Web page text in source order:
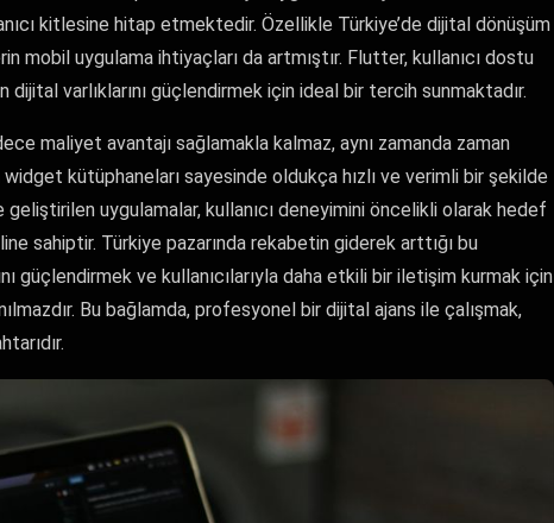
kitlesine hitap etmektedir. Özellikle Türkiye’de dijital dönüşüm
mobil uygulama ihtiyaçları da artmıştır. Flutter, kullanıcı dostu
dijital varlıklarını güçlendirmek için ideal bir tercih sunmaktadır.
maliyet avantajı sağlamakla kalmaz, aynı zamanda zaman
kütüphaneları sayesinde oldukça hızlı ve verimli bir şekilde
uygulamalar, kullanıcı deneyimini öncelikli olarak hedef
sahiptir. Türkiye pazarında rekabetin giderek arttığı bu
güçlendirmek ve kullanıcılarıyla daha etkili bir iletişim kurmak için
Bu bağlamda, profesyonel bir dijital ajans ile çalışmak,